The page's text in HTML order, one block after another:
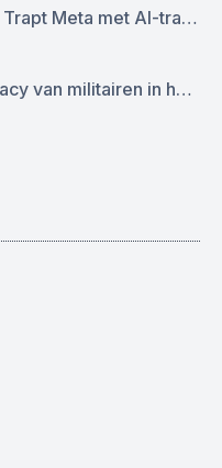
Van post naar prompt: Trapt Meta met AI-training op de AVG?
Data op straat: de privacy van militairen in het geding